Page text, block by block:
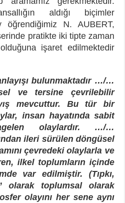
aldığı biçimler
öğrendiğimiz N. AUBERT,
pratikte iki tipte zaman
işaret edilmektedir
bulunmaktadır …/…
ve tersine çevrilebilir
mevcuttur. Bu tür bir
insan hayatında sabit
olaylardır. …/…
ileri sürülen döngüsel
çevredeki olaylarla ve
ilkel toplumların içinde
var edilmiştir. (Tıpkı,
olarak toplumsal olarak
olayını her sene aynı